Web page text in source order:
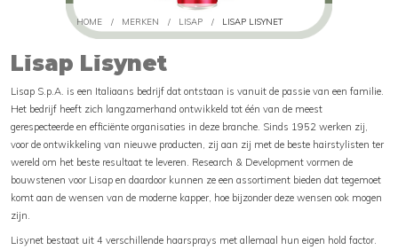
HOME / MERKEN / LISAP / LISAP LISYNET
Lisap Lisynet
Lisap S.p.A. is een Italiaans bedrijf dat ontstaan is vanuit de passie van een familie.
Het bedrijf heeft zich langzamerhand ontwikkeld tot één van de meest
gerespecteerde en efficiënte organisaties in deze branche. Sinds 1952 werken zij,
voor de ontwikkeling van nieuwe producten, zij aan zij met de beste hairstylisten ter
wereld om het beste resultaat te leveren. Research & Development vormen de
bouwstenen voor Lisap en daardoor kunnen ze een assortiment bieden dat tegemoet
komt aan de wensen van de moderne kapper, hoe bijzonder deze wensen ook mogen
zijn.
Lisynet bestaat uit 4 verschillende haarsprays met allemaal hun eigen hold factor.